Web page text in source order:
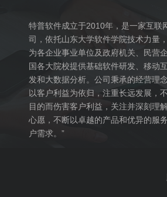
特普软件成立于2010年，是一家互联
司，依托山东大学软件学院技术力量
为各企业事业单位及政府机关、民营
国各大院校提供基础软件研发、移动
发和大数据分析。公司秉承的经营理
以客户利益为依归，注重长远发展，
目的而伤害客户利益，关注并深刻理
心愿，不断以卓越的产品和优异的服
户需求。”